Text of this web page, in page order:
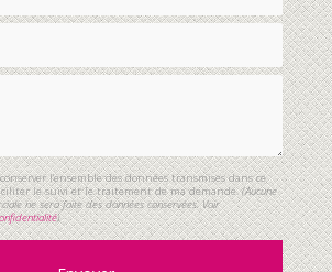
l'ensemble des données transmises dans ce
le suivi et le traitement de ma demande.(Aucune
ne sera faite des données conservées. Voir
)